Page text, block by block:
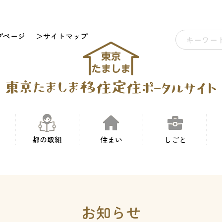
ページ ＞サイトマップ
都の取組 住まい しごと
お知らせ